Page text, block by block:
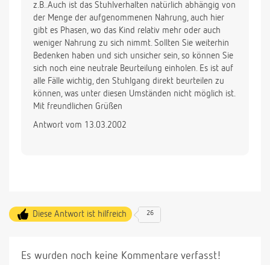
z.B..Auch ist das Stuhlverhalten natürlich abhängig von
der Menge der aufgenommenen Nahrung, auch hier
gibt es Phasen, wo das Kind relativ mehr oder auch
weniger Nahrung zu sich nimmt. Sollten Sie weiterhin
Bedenken haben und sich unsicher sein, so können Sie
sich noch eine neutrale Beurteilung einholen. Es ist auf
alle Fälle wichtig, den Stuhlgang direkt beurteilen zu
können, was unter diesen Umständen nicht möglich ist.
Mit freundlichen Grüßen
Antwort vom 13.03.2002
Diese Antwort ist hilfreich 26
Es wurden noch keine Kommentare verfasst!